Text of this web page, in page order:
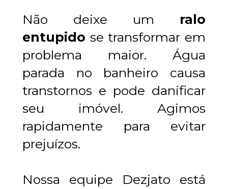
Não deixe um ralo
entupido se transformar em
problema maior. Água
parada no banheiro causa
transtornos e pode danificar
seu imóvel. Agimos
rapidamente para evitar
prejuízos.
Nossa equipe Dezjato está